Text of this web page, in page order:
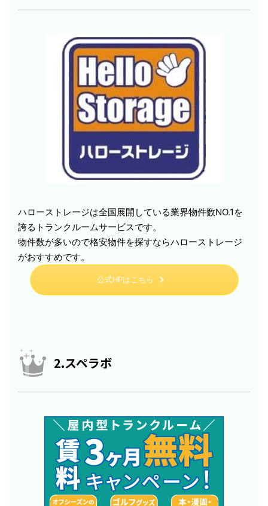
ハローストレージは全国展開している業界物件数NO.1を
誇るトランクルームサービスです。
物件数が多いので格安物件を探すならハローストレージ
がおすすめです。
公式HPはこちら
2.スペラボ